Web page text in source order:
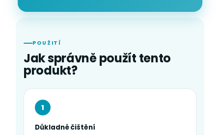
POUŽITÍ
Jak správně použít tento
produkt?
1
Důkladné čištění